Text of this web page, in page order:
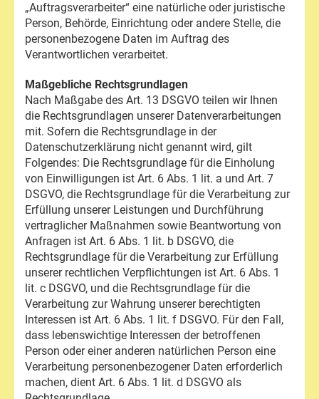
„Auftragsverarbeiter“ eine natürliche oder juristische
Person, Behörde, Einrichtung oder andere Stelle, die
personenbezogene Daten im Auftrag des
Verantwortlichen verarbeitet.
Maßgebliche Rechtsgrundlagen
Nach Maßgabe des Art. 13 DSGVO teilen wir Ihnen
die Rechtsgrundlagen unserer Datenverarbeitungen
mit. Sofern die Rechtsgrundlage in der
Datenschutzerklärung nicht genannt wird, gilt
Folgendes: Die Rechtsgrundlage für die Einholung
von Einwilligungen ist Art. 6 Abs. 1 lit. a und Art. 7
DSGVO, die Rechtsgrundlage für die Verarbeitung zur
Erfüllung unserer Leistungen und Durchführung
vertraglicher Maßnahmen sowie Beantwortung von
Anfragen ist Art. 6 Abs. 1 lit. b DSGVO, die
Rechtsgrundlage für die Verarbeitung zur Erfüllung
unserer rechtlichen Verpflichtungen ist Art. 6 Abs. 1
lit. c DSGVO, und die Rechtsgrundlage für die
Verarbeitung zur Wahrung unserer berechtigten
Interessen ist Art. 6 Abs. 1 lit. f DSGVO. Für den Fall,
dass lebenswichtige Interessen der betroffenen
Person oder einer anderen natürlichen Person eine
Verarbeitung personenbezogener Daten erforderlich
machen, dient Art. 6 Abs. 1 lit. d DSGVO als